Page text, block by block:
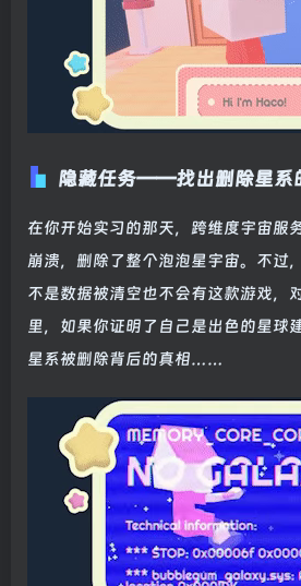
隐藏任务——找出删除星系
在你开始实习的那天，跨维度宇宙服
崩溃，删除了整个泡泡星宇宙。不过
不是数据被清空也不会有这款游戏，
里，如果你证明了自己是出色的星球
星系被删除背后的真相……